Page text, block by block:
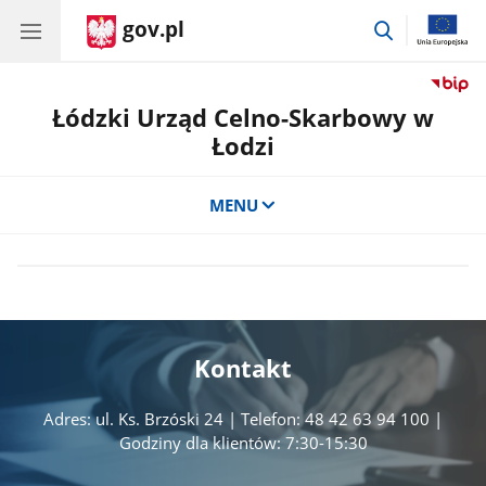
gov.pl
przejdź
Łódzki Urząd Celno-Skarbowy w
Łodzi
MENU
Kontakt
Adres: ul. Ks. Brzóski 24 | Telefon: 48 42 63 94 100 |
Godziny dla klientów: 7:30-15:30